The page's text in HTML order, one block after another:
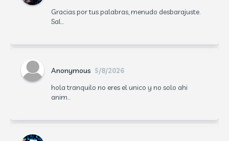
Gracias por tus palabras, menudo desbarajuste.
Sal...
Anonymous 5/8/2026
hola tranquilo no eres el unico y no solo ahi
anim...